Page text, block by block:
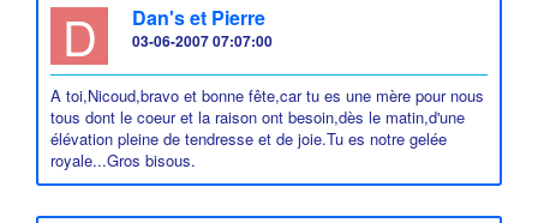
D Dan's et Pierre
03-06-2007 07:07:00
A toi,Nicoud,bravo et bonne fête,car tu es une mère pour nous
tous dont le coeur et la raison ont besoin,dès le matin,d'une
élévation pleine de tendresse et de joie.Tu es notre gelée
royale...Gros bisous.